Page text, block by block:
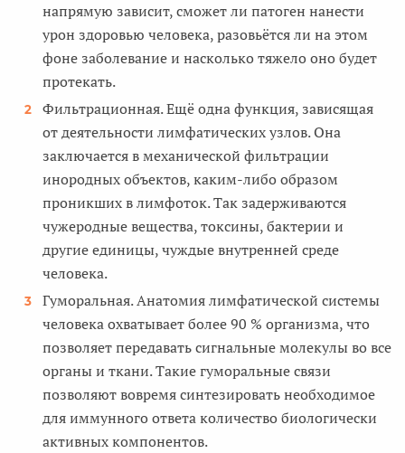
напрямую зависит, сможет ли патоген нанести
урон здоровью человека, разовьётся ли на этом
фоне заболевание и насколько тяжело оно будет
протекать.
Фильтрационная. Ещё одна функция, зависящая
от деятельности лимфатических узлов. Она
заключается в механической фильтрации
инородных объектов, каким-либо образом
проникших в лимфоток. Так задерживаются
чужеродные вещества, токсины, бактерии и
другие единицы, чуждые внутренней среде
человека.
Гуморальная. Анатомия лимфатической системы
человека охватывает более 90 % организма, что
позволяет передавать сигнальные молекулы во все
органы и ткани. Такие гуморальные связи
позволяют вовремя синтезировать необходимое
для иммунного ответа количество биологически
активных компонентов.